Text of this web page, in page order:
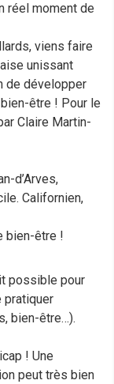
réel moment de
viens faire
unissant
de développer
être ! Pour le
Claire Martin-
d’Arves,
Californien,
bien-être !
possible pour
pratiquer
bien-être…).
! Une
peut très bien